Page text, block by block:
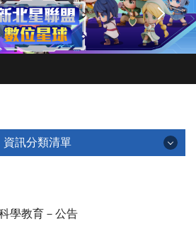
資訊分類清單
學
學教育－公告